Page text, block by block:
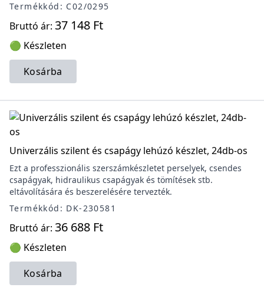
Termékkód: C02/0295
Bruttó ár: 37 148 Ft
🟢 Készleten
Kosárba
Univerzális szilent és csapágy lehúzó készlet, 24db-os
Ezt a professzionális szerszámkészletet perselyek, csendes
csapágyak, hidraulikus csapágyak és tömítések stb.
eltávolítására és beszerelésére tervezték.
Termékkód: DK-230581
Bruttó ár: 36 688 Ft
🟢 Készleten
Kosárba